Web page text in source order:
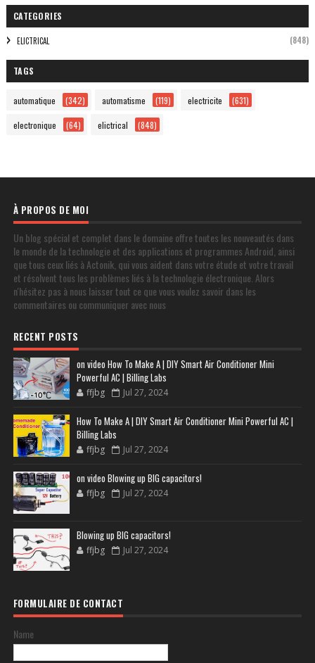
CATEGORIES
ELICTRICAL (848)
TAGS
automatique (342) automatisme (119) electricite (631)
electronique (64) elictrical (848)
À PROPOS DE MOI
Un blog spécial et complet dans le domaine offre toutes les nouveautés dans
le monde de la technologie et des applications et programmes Android, ainsi
que tous ceux liés à Actonik, qui vous aident dans votre étude et votre travail
et résolvent tous les problèmes liés à la technologie électronique. Alors
n'hésitez pas à nous laisser tout ce que vous voulez savoir dans les
commentaires ou communiquer avec nous
RECENT POSTS
on video How To Make A | DIY Smart Air Conditioner Mini
Powerful AC | Billing Labs
ffjbg Jul 27, 2024
How To Make A | DIY Smart Air Conditioner Mini Powerful AC |
Billing Labs
ffjbg Jul 27, 2024
on video Blowing up BIG capacitors!
ffjbg Jul 27, 2024
Blowing up BIG capacitors!
ffjbg Jul 27, 2024
FORMULAIRE DE CONTACT
Name